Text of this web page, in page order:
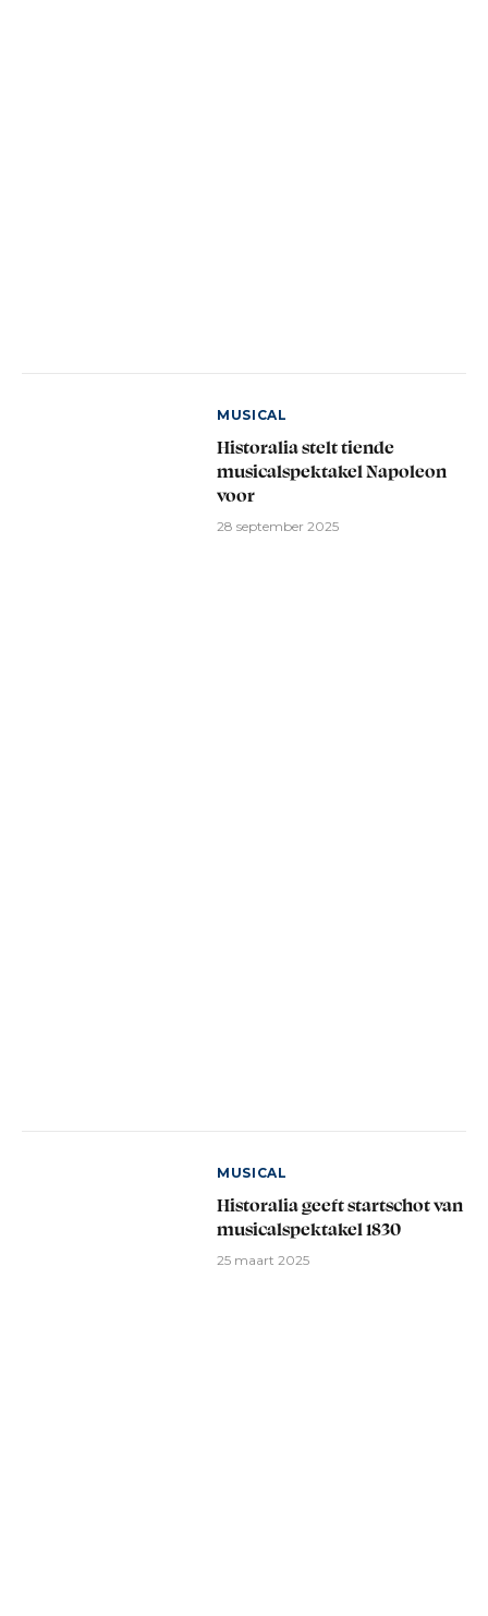
MUSICAL
Historalia stelt tiende
musicalspektakel Napoleon
voor
28 september 2025
MUSICAL
Historalia geeft startschot van
musicalspektakel 1830
25 maart 2025